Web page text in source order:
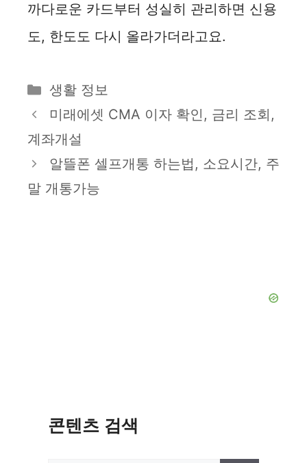
까다로운 카드부터 성실히 관리하면 신용
도, 한도도 다시 올라가더라고요.
카
테
리
생활 정보
미래에셋 CMA 이자 확인, 금리 조회,
계좌개설
알뜰폰 셀프개통 하는법, 소요시간, 주
말 개통가능
콘텐츠 검색